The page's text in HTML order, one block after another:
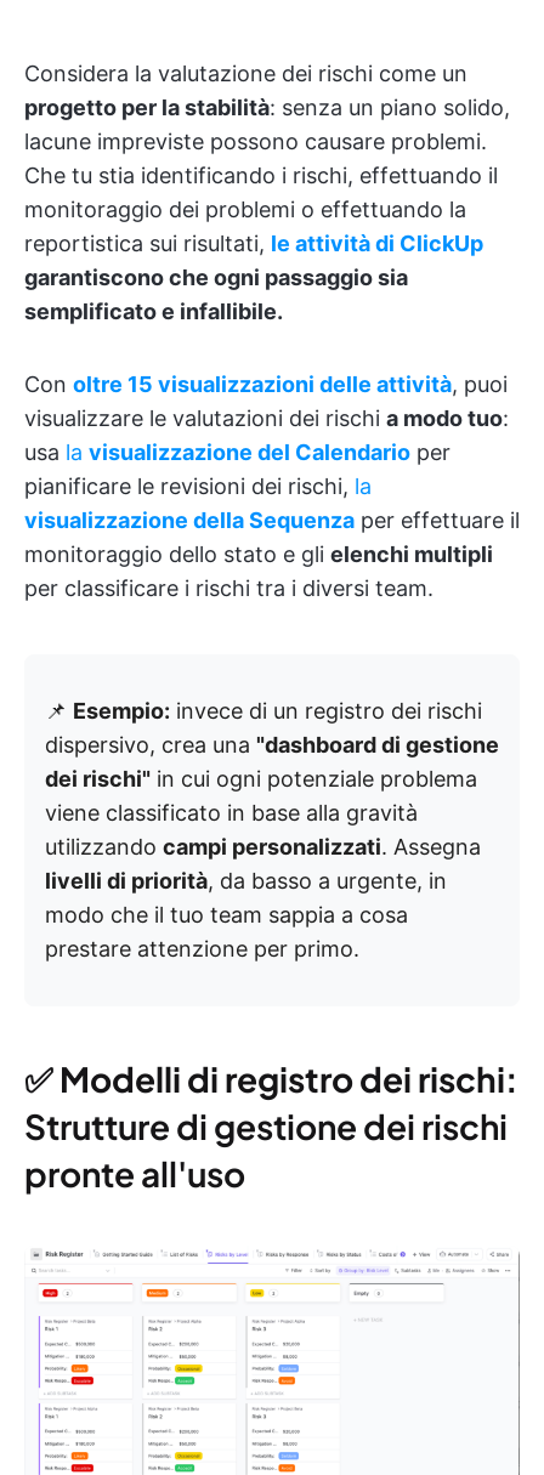
Considera la valutazione dei rischi come un
progetto per la stabilità: senza un piano solido,
lacune impreviste possono causare problemi.
Che tu stia identificando i rischi, effettuando il
monitoraggio dei problemi o effettuando la
reportistica sui risultati, le attività di ClickUp
garantiscono che ogni passaggio sia
semplificato e infallibile.
Con oltre 15 visualizzazioni delle attività, puoi
visualizzare le valutazioni dei rischi a modo tuo:
usa la visualizzazione del Calendario per
pianificare le revisioni dei rischi, la
visualizzazione della Sequenza per effettuare il
monitoraggio dello stato e gli elenchi multipli
per classificare i rischi tra i diversi team.
📌 Esempio: invece di un registro dei rischi
dispersivo, crea una "dashboard di gestione
dei rischi" in cui ogni potenziale problema
viene classificato in base alla gravità
utilizzando campi personalizzati. Assegna
livelli di priorità, da basso a urgente, in
modo che il tuo team sappia a cosa
prestare attenzione per primo.
✅ Modelli di registro dei rischi:
Strutture di gestione dei rischi
pronte all'uso